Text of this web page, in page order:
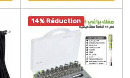
14% Réduction